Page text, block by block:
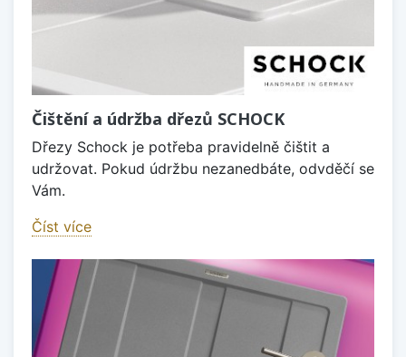
Čištění a údržba dřezů SCHOCK
Dřezy Schock je potřeba pravidelně čištit a
udržovat. Pokud údržbu nezanedbáte, odvděčí se
Vám.
Číst více